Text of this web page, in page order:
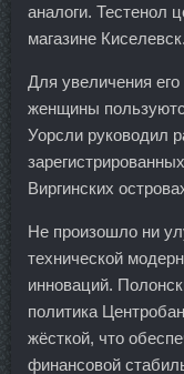
аналоги. Тестенол
магазине Киселевск.
Для увеличения
женщины
Уорсли руководил
Виргинских
Не произошло ни
технической
инноваций.
политика
жёсткой, что
финансовой